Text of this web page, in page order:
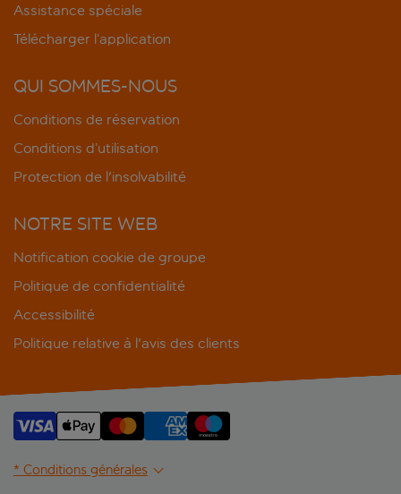
Assistance spéciale
Télécharger l’application
QUI SOMMES-NOUS
Conditions de réservation
Conditions d’utilisation
Protection de l'insolvabilité
NOTRE SITE WEB
Notification cookie de groupe
Politique de confidentialité
Accessibilité
Politique relative à l'avis des clients
* Conditions générales